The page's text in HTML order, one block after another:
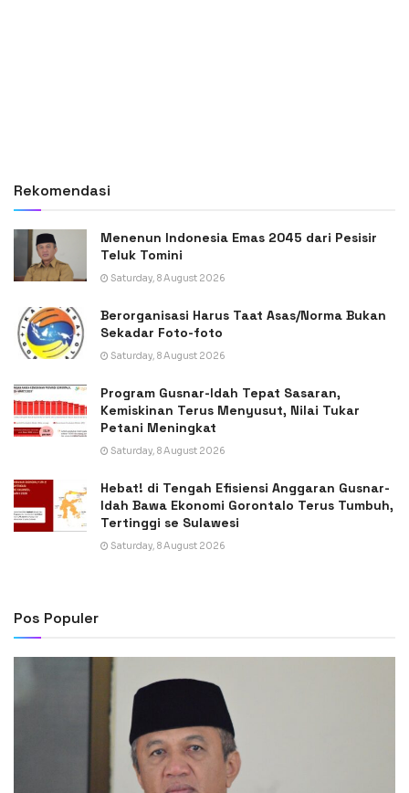
Rekomendasi
Menenun Indonesia Emas 2045 dari Pesisir
Teluk Tomini
Saturday, 8 August 2026
Berorganisasi Harus Taat Asas/Norma Bukan
Sekadar Foto-foto
Saturday, 8 August 2026
Program Gusnar-Idah Tepat Sasaran,
Kemiskinan Terus Menyusut, Nilai Tukar
Petani Meningkat
Saturday, 8 August 2026
Hebat! di Tengah Efisiensi Anggaran Gusnar-
Idah Bawa Ekonomi Gorontalo Terus Tumbuh,
Tertinggi se Sulawesi
Saturday, 8 August 2026
Pos Populer